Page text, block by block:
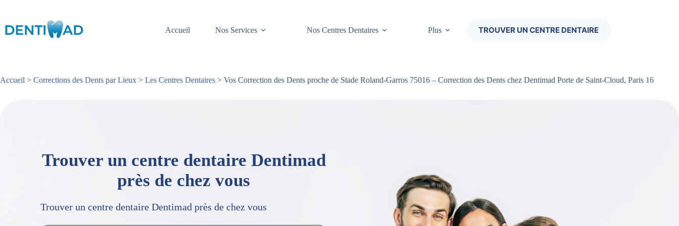
Accueil
Nos Services Nos Centres Dentaires Plus TROUVER UN CENTRE DENTAIRE
Accueil > Corrections des Dents par Lieux > Les Centres Dentaires > Vos Correction des Dents proche de Stade Roland-Garros 75016 – Correction des Dents chez Dentimad Porte de Saint-Cloud, Paris 16
Trouver un centre dentaire Dentimad
près de chez vous
Trouver un centre dentaire Dentimad près de chez vous